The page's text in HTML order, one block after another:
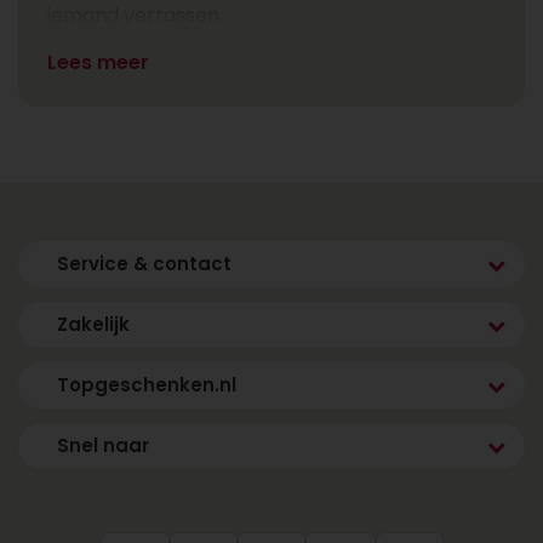
Lees meer
Service & contact
Zakelijk
Topgeschenken.nl
Snel naar